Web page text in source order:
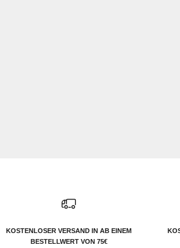
KOSTENLOSER VERSAND IN AB EINEM
BESTELLWERT VON 75€